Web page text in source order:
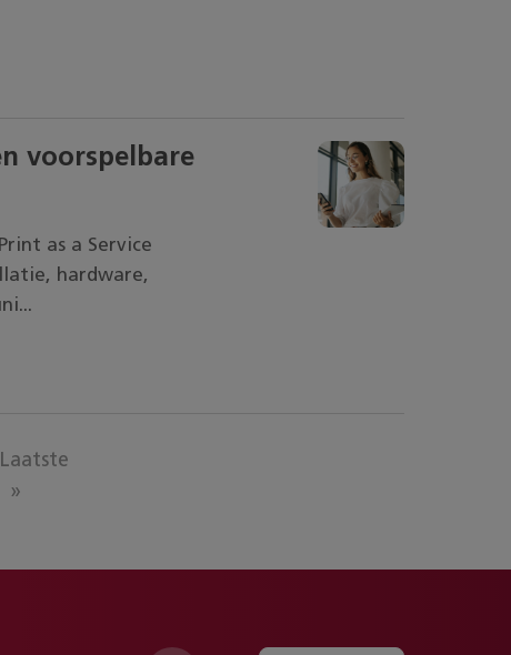
voorspelbare
as a Service
hardware,
Laatste
»